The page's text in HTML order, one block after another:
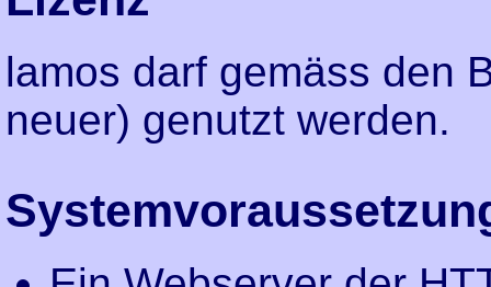
lamos darf gemäss den
neuer) genutzt werden.